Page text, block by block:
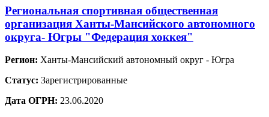
Региональная спортивная общественная
организация Ханты-Мансийского автономного
округа- Югры "Федерация хоккея"
Регион: Ханты-Мансийский автономный округ - Югра
Статус: Зарегистрированные
Дата ОГРН: 23.06.2020